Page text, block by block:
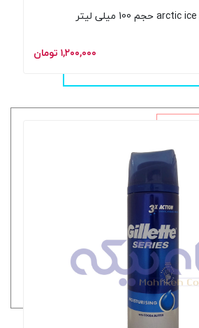
۱,۲۰۰,۰۰۰ تومان